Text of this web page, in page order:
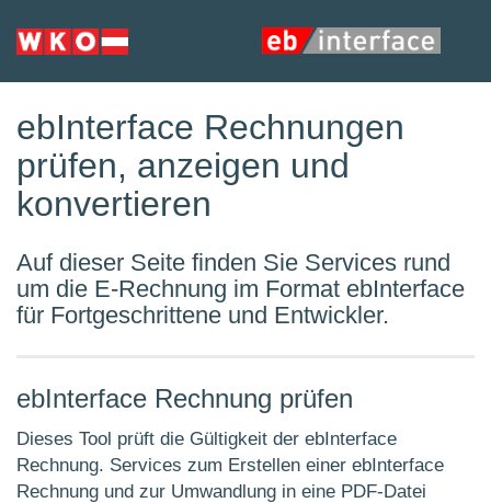
ebInterface Rechnungen
prüfen, anzeigen und
konvertieren
Auf dieser Seite finden Sie Services rund
um die E-Rechnung im Format ebInterface
für Fortgeschrittene und Entwickler.
ebInterface Rechnung prüfen
Dieses Tool prüft die Gültigkeit der ebInterface
Rechnung. Services zum Erstellen einer ebInterface
Rechnung und zur Umwandlung in eine PDF-Datei